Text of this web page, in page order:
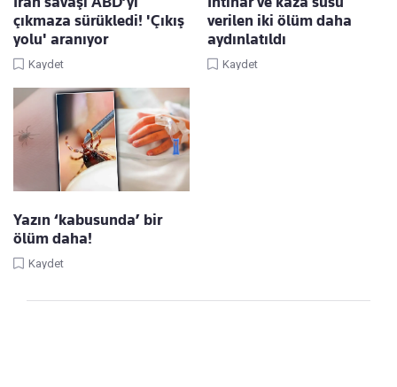
çıkmaza sürükledi! 'Çıkış
yolu' aranıyor
Kaydet
verilen iki ölüm daha
aydınlatıldı
Kaydet
Yazın ‘kabusunda’ bir
ölüm daha!
Kaydet